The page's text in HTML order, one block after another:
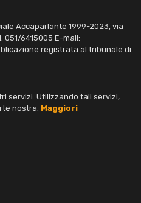
Accaparlante 1999-2023, via
051/6415005 E-mail:
registrata al tribunale di
servizi. Utilizzando tali servizi,
nostra. Maggiori